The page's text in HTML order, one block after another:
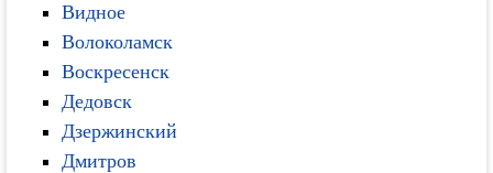
Видное
Волоколамск
Воскресенск
Дедовск
Дзержинский
Дмитров